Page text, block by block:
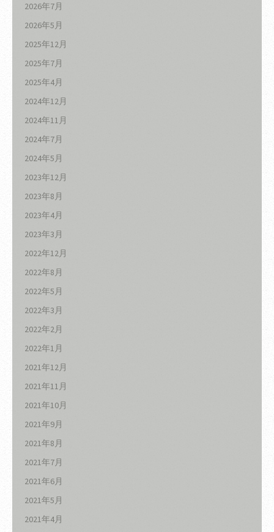
2026年7月
2026年5月
2025年12月
2025年7月
2025年4月
2024年12月
2024年11月
2024年7月
2024年5月
2023年12月
2023年8月
2023年4月
2023年3月
2022年12月
2022年8月
2022年5月
2022年3月
2022年2月
2022年1月
2021年12月
2021年11月
2021年10月
2021年9月
2021年8月
2021年7月
2021年6月
2021年5月
2021年4月